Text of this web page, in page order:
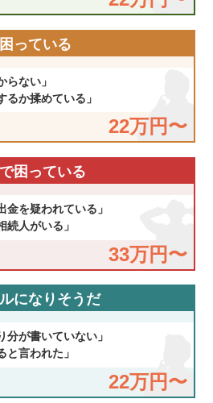
っている
らない」
るか揉めている」
22万円〜
困っている
金を疑われている」
続人がいる」
33万円〜
になりそうだ
分が書いていない」
と言われた」
22万円〜